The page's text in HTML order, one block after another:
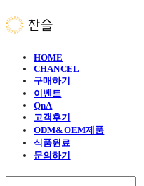
HOME
CHANCEL
구매하기
이벤트
QnA
고객후기
ODM&OEM제품
식품원료
문의하기